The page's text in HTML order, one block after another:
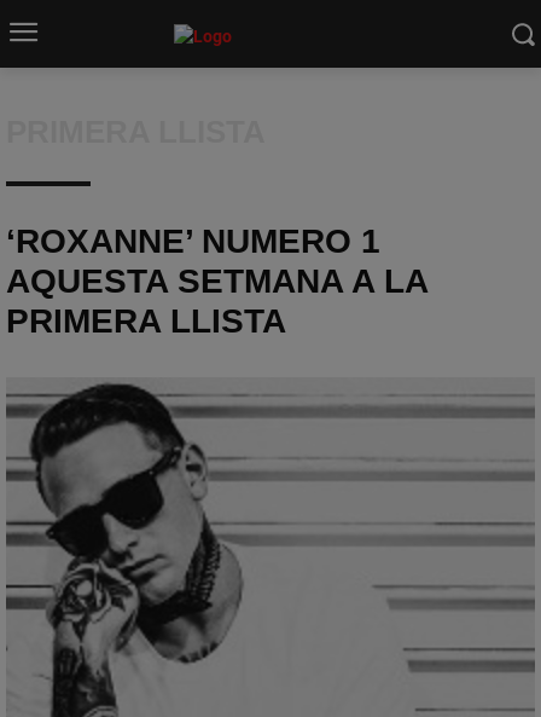
‘ROXANNE’ NUMERO 1
AQUESTA SETMANA A LA
PRIMERA LLISTA